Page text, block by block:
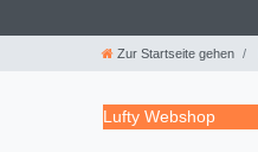
Zur Startseite gehen
Lufty Webshop